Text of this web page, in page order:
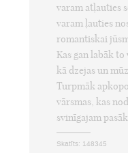
varam atļauties
varam ļauties
romantiskai
Kas gan labāk
kā dzejas un
Turpmāk
vārsmas, kas
svinīgajam
Skatīts: 148345